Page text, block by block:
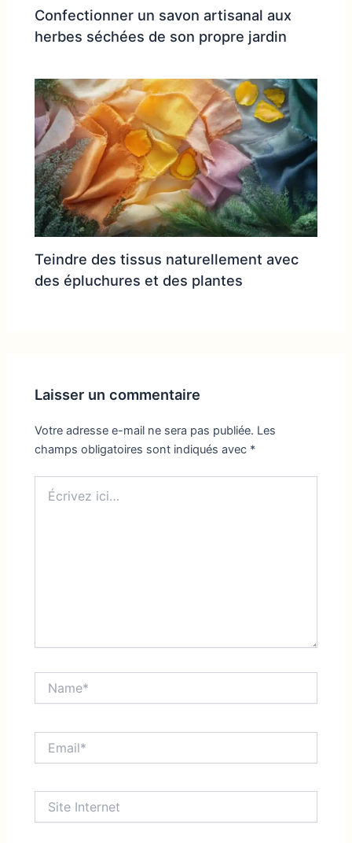
Confectionner un savon artisanal aux
herbes séchées de son propre jardin
Teindre des tissus naturellement avec
des épluchures et des plantes
Laisser un commentaire
Votre adresse e-mail ne sera pas publiée. Les
champs obligatoires sont indiqués avec *
ici…
Internet